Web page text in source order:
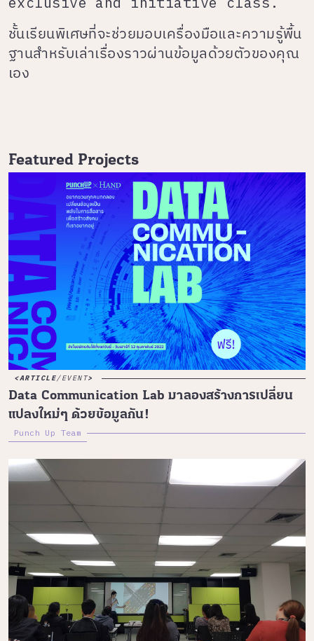
ชั้นเรียนพิเศษที่จะช่วยมอบเครื่องมือและความรู้พื้น
ฐานสำหรับเล่าเรื่องราวผ่านข้อมูลด้วยตัวของคุณ
เอง
Featured Projects
ARTICLE/EVENT
Data Communication Lab มาลองสร้างการเปลี่ยน
แปลงใหม่ๆ ด้วยข้อมูลกัน!
Punch Up Team